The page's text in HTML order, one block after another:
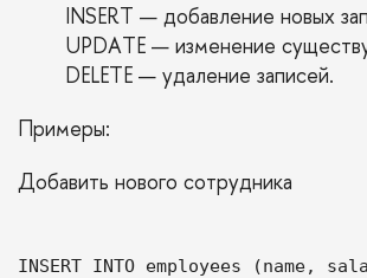
INSERT — добавление новых
UPDATE — изменение
DELETE — удаление записей.
Примеры:
Добавить нового сотрудника
INSERT INTO employees (name,